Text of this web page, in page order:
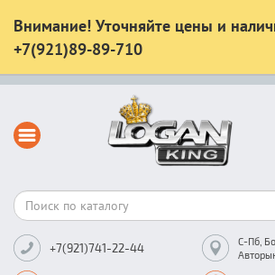
Внимание! Уточняйте цены и
+7(921)89-89-710
+7(921)741-22-44
С-Пб,